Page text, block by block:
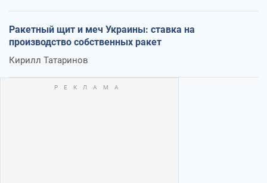
Ракетный щит и меч Украины: ставка на
производство собственных ракет
Кирилл Татаринов